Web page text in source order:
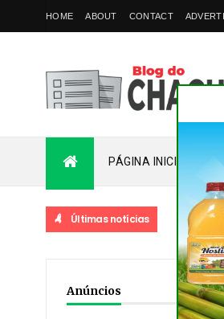
HOME ABOUT CONTACT
PÁGINA INICIAL
Últimas notícias
MORRE APÓS COLISÃO LATERAL
Anúncios